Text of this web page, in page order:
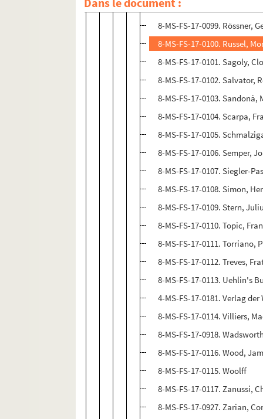
8-MS-FS-17-0923. Rossi, Gino
8-MS-FS-17-0099. Rössner,
8-MS-FS-17-0100. Russel,
8-MS-FS-17-0101. Sagoly,
8-MS-FS-17-0102. Salvator,
8-MS-FS-17-0103. Sandonà,
8-MS-FS-17-0104. Scarpa,
8-MS-FS-17-0105.
8-MS-FS-17-0106. Semper,
8-MS-FS-17-0107. Siegler-
8-MS-FS-17-0108. Simon,
8-MS-FS-17-0109. Stern,
8-MS-FS-17-0110. Topic,
8-MS-FS-17-0111. Torriano,
8-MS-FS-17-0112. Treves,
8-MS-FS-17-0113. Uehlin's
4-MS-FS-17-0181. Verlag
8-MS-FS-17-0114. Villiers,
8-MS-FS-17-0918.
8-MS-FS-17-0116. Wood,
8-MS-FS-17-0115. Woolff
8-MS-FS-17-0117. Zanussi,
8-MS-FS-17-0927. Zarian,